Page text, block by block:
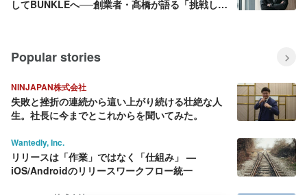
してBUNKLEへ──創業者・髙橋が語る「挑戦し続
Popular stories
NINJAPAN株式会社
失敗と挫折の連続から這い上がり続ける壮絶な人
生。社長に今までとこれからを聞いてみた。
Wantedly, Inc.
リリースは「作業」ではなく「仕組み」 —
iOS/Androidのリリースワークフロー統一